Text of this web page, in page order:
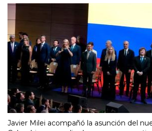
Javier Milei acompañó la asunción del